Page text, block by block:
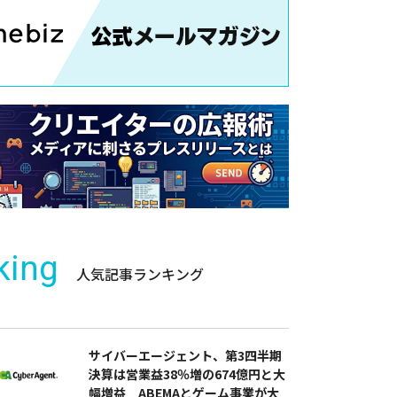
人気記事ランキング
サイバーエージェント、第3四半期
決算は営業益38％増の674億円と大
幅増益 ABEMAとゲーム事業が大